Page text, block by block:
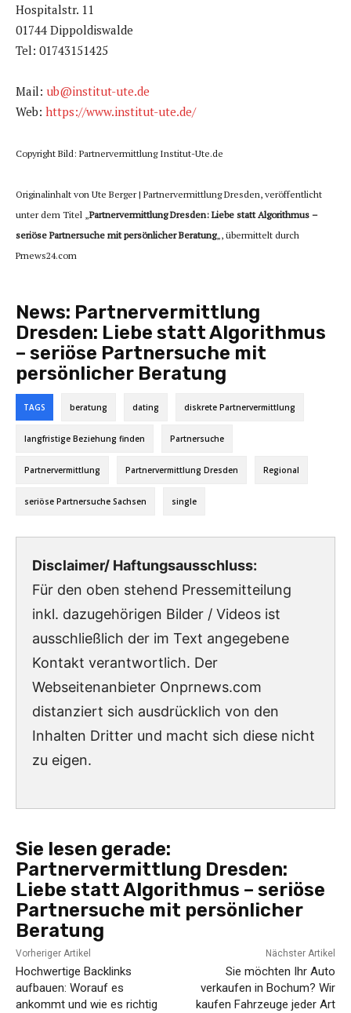
Hospitalstr. 11
01744 Dippoldiswalde
Tel: 01743151425
Mail: ub@institut-ute.de
Web: https://www.institut-ute.de/
Copyright Bild: Partnervermittlung Institut-Ute.de
Originalinhalt von Ute Berger | Partnervermittlung Dresden, veröffentlicht
unter dem Titel „ Partnervermittlung Dresden: Liebe statt Algorithmus –
seriöse Partnersuche mit persönlicher Beratung„, übermittelt durch
Prnews24.com
News: Partnervermittlung
Dresden: Liebe statt Algorithmus
– seriöse Partnersuche mit
persönlicher Beratung
TAGS beratung dating diskrete Partnervermittlung
langfristige Beziehung finden Partnersuche
Partnervermittlung Partnervermittlung Dresden Regional
seriöse Partnersuche Sachsen single
Disclaimer/ Haftungsausschluss:
Für den oben stehend Pressemitteilung
inkl. dazugehörigen Bilder / Videos ist
ausschließlich der im Text angegebene
Kontakt verantwortlich. Der
Webseitenanbieter Onprnews.com
distanziert sich ausdrücklich von den
Inhalten Dritter und macht sich diese nicht
zu eigen.
Sie lesen gerade:
Partnervermittlung Dresden:
Liebe statt Algorithmus – seriöse
Partnersuche mit persönlicher
Beratung
Vorheriger Artikel
Hochwertige Backlinks
aufbauen: Worauf es
ankommt und wie es richtig
Nächster Artikel
Sie möchten Ihr Auto
verkaufen in Bochum? Wir
kaufen Fahrzeuge jeder Art